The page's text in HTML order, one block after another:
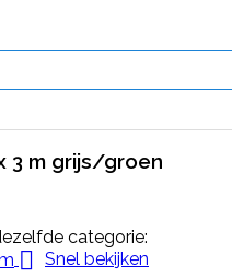
3 m grijs/groen
categorie:
 Snel bekijken